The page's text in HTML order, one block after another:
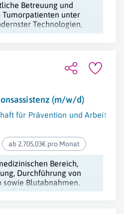
Betreuung und
Tumorpatienten unter
Technologien,
und
(m/w/d)
für Prävention und
ab 2.705,03€ pro Monat
Bereich,
Durchführung von
sowie Blutabnahmen.
in einem familiären